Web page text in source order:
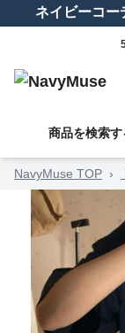
ネイビーコ
商品を検索す
NavyMuse TOP ›